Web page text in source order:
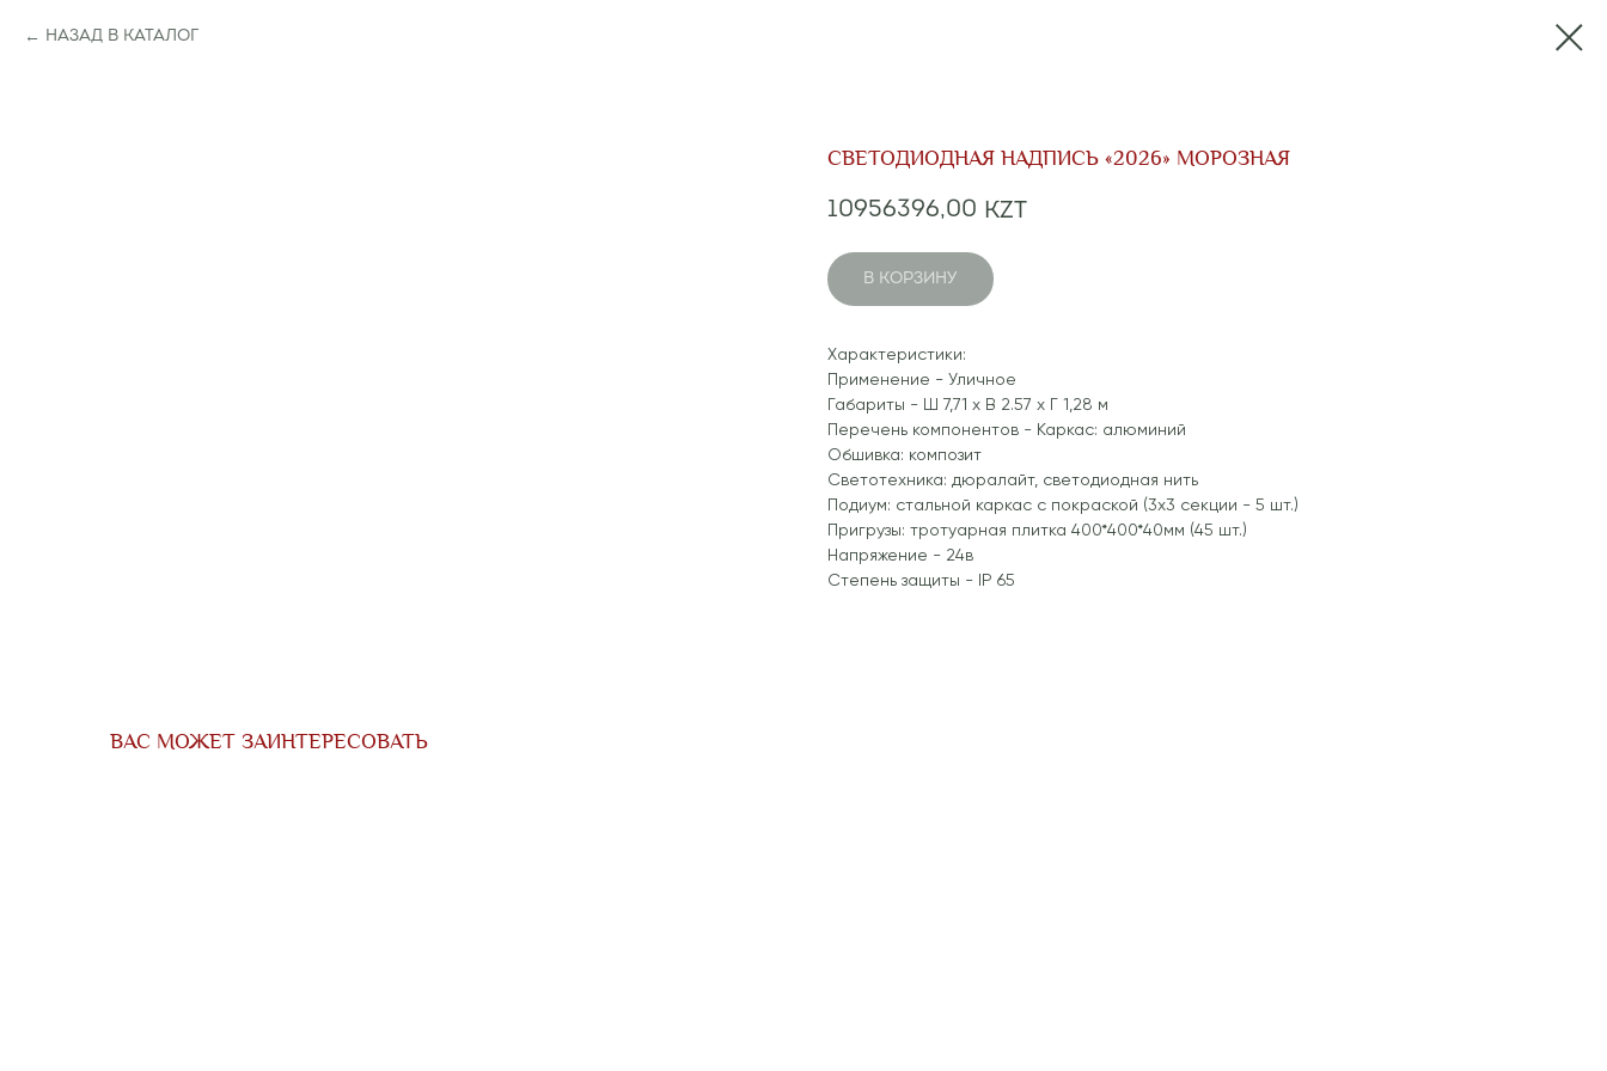
НАЗАД В КАТАЛОГ
СВЕТОДИОДНАЯ НАДПИСЬ «2026» МОРОЗНАЯ
10956396,00 KZT
В КОРЗИНУ
Характеристики:
Применение - Уличное
Габариты - Ш 7,71 x В 2.57 x Г 1,28 м
Перечень компонентов - Каркас: алюминий
Обшивка: композит
Светотехника: дюралайт, светодиодная нить
Подиум: стальной каркас с покраской (3x3 секции - 5 шт.)
Пригрузы: тротуарная плитка 400*400*40мм (45 шт.)
Напряжение - 24в
Степень защиты - IP 65
ВАС МОЖЕТ ЗАИНТЕРЕСОВАТЬ